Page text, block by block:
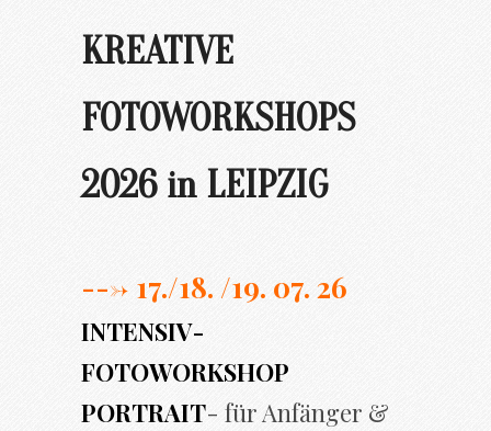
KREATIVE
FOTOWORKSHOPS
2026 in LEIPZIG
---> 17./18. /19. 07. 26
INTENSIV-
FOTOWORKSHOP
PORTRAIT- für Anfänger &